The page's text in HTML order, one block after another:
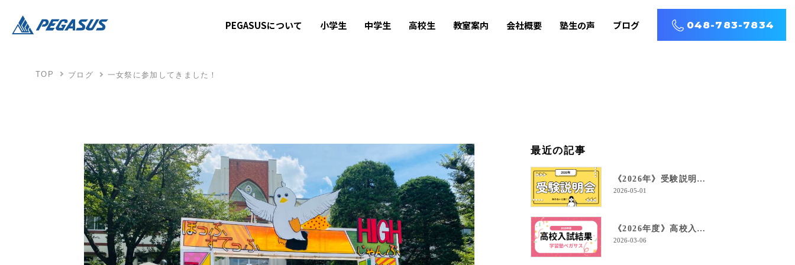
PEGASUSについて 小学生 中学生 高校生 教室案内 会社概要 塾生の声 ブログ 048-783-7834
TOP ブログ 一女祭に参加してきました！
最近の記事
《2026年》受験説明会を開催します！
2026-05-01
《2026年度》高校入試結果！
2026-03-06